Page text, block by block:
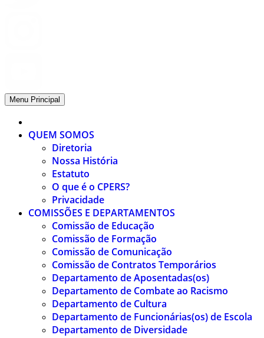
Menu Principal
QUEM SOMOS
Diretoria
Nossa História
Estatuto
O que é o CPERS?
Privacidade
COMISSÕES E DEPARTAMENTOS
Comissão de Educação
Comissão de Formação
Comissão de Comunicação
Comissão de Contratos Temporários
Departamento de Aposentadas(os)
Departamento de Combate ao Racismo
Departamento de Cultura
Departamento de Funcionárias(os) de Escola
Departamento de Diversidade